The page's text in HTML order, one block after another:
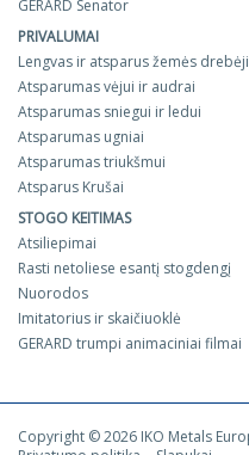
GERARD Senator
PRIVALUMAI
Lengvas ir atsparus žemės
Atsparumas vėjui ir audrai
Atsparumas sniegui ir ledui
Atsparumas ugniai
Atsparumas triukšmui
Atsparus Krušai
STOGO KEITIMAS
Atsiliepimai
Rasti netoliese esantį stogdengį
Nuorodos
Imitatorius ir skaičiuoklė
GERARD trumpi animaciniai filmai
Copyright © 2026 IKO Metals